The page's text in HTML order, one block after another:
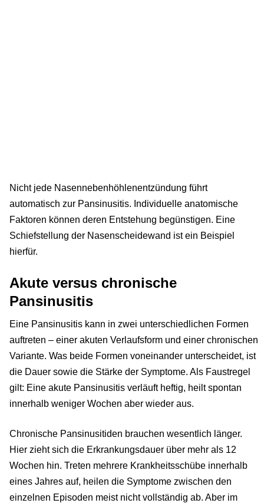
Nicht jede Nasennebenhöhlenentzündung führt
automatisch zur Pansinusitis. Individuelle anatomische
Faktoren können deren Entstehung begünstigen. Eine
Schiefstellung der Nasenscheidewand ist ein Beispiel
hierfür.
Akute versus chronische
Pansinusitis
Eine Pansinusitis kann in zwei unterschiedlichen Formen
auftreten – einer akuten Verlaufsform und einer chronischen
Variante. Was beide Formen voneinander unterscheidet, ist
die Dauer sowie die Stärke der Symptome. Als Faustregel
gilt: Eine akute Pansinusitis verläuft heftig, heilt spontan
innerhalb weniger Wochen aber wieder aus.
Chronische Pansinusitiden brauchen wesentlich länger.
Hier zieht sich die Erkrankungsdauer über mehr als 12
Wochen hin. Treten mehrere Krankheitsschübe innerhalb
eines Jahres auf, heilen die Symptome zwischen den
einzelnen Episoden meist nicht vollständig ab. Aber im